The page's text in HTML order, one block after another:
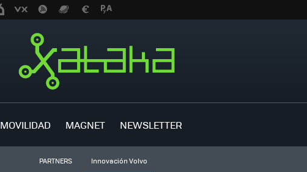
MOVILIDAD MAGNET NEWSLETTER
PARTNERS Innovación Volvo